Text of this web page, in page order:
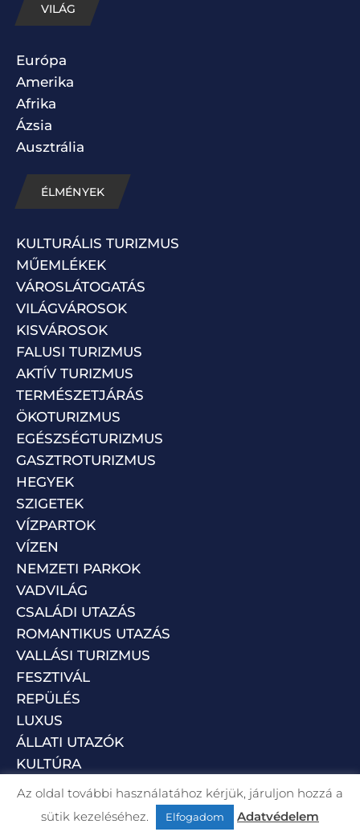
VILÁG
Európa
Amerika
Afrika
Ázsia
Ausztrália
ÉLMÉNYEK
KULTURÁLIS TURIZMUS
MŰEMLÉKEK
VÁROSLÁTOGATÁS
VILÁGVÁROSOK
KISVÁROSOK
FALUSI TURIZMUS
AKTÍV TURIZMUS
TERMÉSZETJÁRÁS
ÖKOTURIZMUS
EGÉSZSÉGTURIZMUS
GASZTROTURIZMUS
HEGYEK
SZIGETEK
VÍZPARTOK
VÍZEN
NEMZETI PARKOK
VADVILÁG
CSALÁDI UTAZÁS
ROMANTIKUS UTAZÁS
VALLÁSI TURIZMUS
FESZTIVÁL
REPÜLÉS
LUXUS
ÁLLATI UTAZÓK
KULTÚRA
Az oldal további használatához kérjük, járuljon hozzá a
sütik kezeléséhez.
Elfogadom Adatvédelem